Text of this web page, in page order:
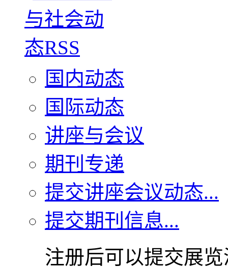
国内动态
国际动态
讲座与会议
期刊专递
提交讲座会议动态...
提交期刊信息...
注册后可以提交展